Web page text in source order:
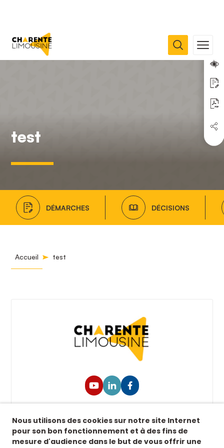
test
DÉMARCHES DÉCISIONS
Accueil test
Retrouvez-nous sur nos réseaux sociaux afin de
suivre toutes nos actualités.
Nous utilisons des cookies sur notre site Internet
pour son bon fonctionnement et à des fins de
mesure d'audience dans le but de vous offrir une